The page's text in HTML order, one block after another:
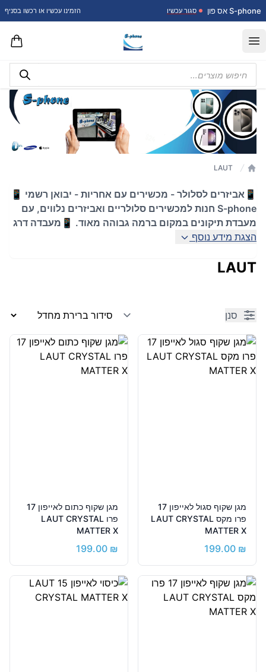
לדלג לתוכן
S-phone אס פון סגור עכשיו הזמינו עכשיו או רכשו בסניף
Open menu
Products
search
LAUT
📱אביזרים לסלולר - מכשירים עם אחריות - יבואן רשמי 📱
S-phone חנות למכשירים סלולריים ואביזרים נלווים, עם
מעבדת תיקונים במקום ברמה גבוהה מאוד. 📱מעבדה דרג
ג' ד' 📱מעבדת תיקונים והלחמות 📱מכשירים סלולריים 📱
שיש מחכה לך בכתובת ברון הירש 32, פתח תקווה!
הצגת מידע נוסף
LAUT
סנן
Products
מגן שקוף סגול לאייפון 17
פרו מקס LAUT CRYSTAL
MATTER X
199.00 ₪
מגן שקוף כתום לאייפון 17
פרו LAUT CRYSTAL
MATTER X
199.00 ₪